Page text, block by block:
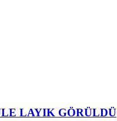
LAYIK GÖRÜLDÜ